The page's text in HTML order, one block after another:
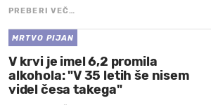
PREBERI VEČ…
MRTVO PIJAN
V krvi je imel 6,2 promila
alkohola: "V 35 letih še nisem
videl česa takega"